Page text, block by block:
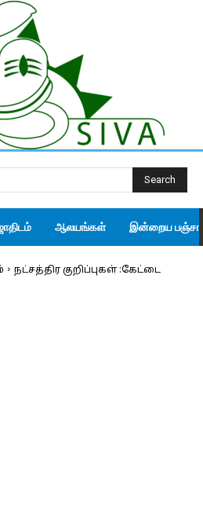
Search
ஆலயங்கள் இன்றைய
நட்சத்திர குறிப்புகள் :கேட்டை